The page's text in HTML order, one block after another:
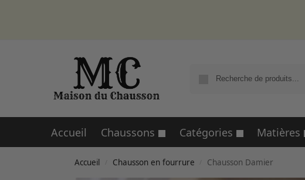
Accueil Chaussons Catégories Matières
Accueil Chausson en fourrure Chausson Damier